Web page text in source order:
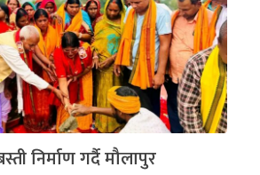
निर्माण गर्दै मौलापुर